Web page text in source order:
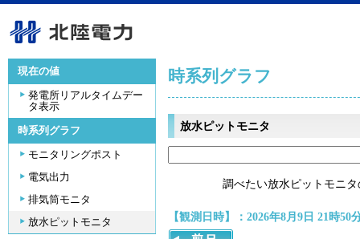
現在の値
発電所リアルタイムデー
タ表示
時系列グラフ
モニタリングポスト
電気出力
排気筒モニタ
放水ピットモニタ
時系列グラフ
放水ピットモニタ
調べたい放水ピットモニ
【観測日時】：2026年8月9日 21時50